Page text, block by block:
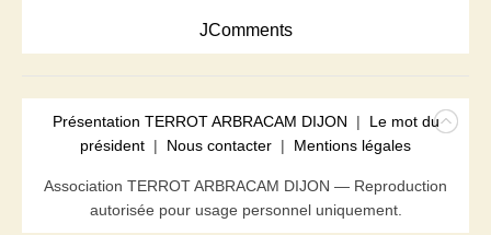
JComments
Présentation TERROT ARBRACAM DIJON | Le mot du
président | Nous contacter | Mentions légales
Association TERROT ARBRACAM DIJON — Reproduction
autorisée pour usage personnel uniquement.